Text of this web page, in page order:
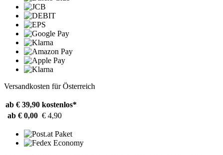
Versandkosten für Österreich
ab € 39,90 kostenlos*
ab € 0,00 € 4,90